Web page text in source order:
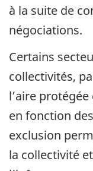
à la suite de
négociations.
Certains
collectivités,
l’aire
en fonction
exclusion
la collectivité